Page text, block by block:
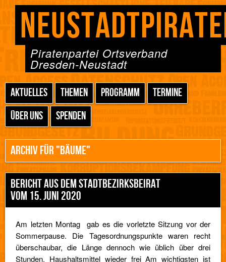
Piratenpartei Ortsverband
Dresden-Neustadt
AKTUELLES THEMEN PROGRAMM
TERMINE
ÜBER UNS
SPENDEN
ARCHIV FÜR "BÄUME"
BERICHT AUS DEM STADTBEZIRKSBEIRAT
VOM 15. JUNI 2020
Am letzten Montag gab es die vorletzte Sitzung vor der
Sommerpause. Die Tagesordnungspunkte waren recht
überschaubar, die Länge dennoch wie üblich über drei
Stunden. Haushaltsmittel wieder frei Am wichtigsten ist